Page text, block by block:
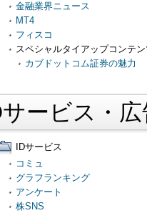
金融業界ニュース
MT4
フィスコ
スペシャルタイアップコンテ
カブドットコム証券の魅力
ービス・
IDサービス
コミュ
グラフランキング
アンケート
株SNS